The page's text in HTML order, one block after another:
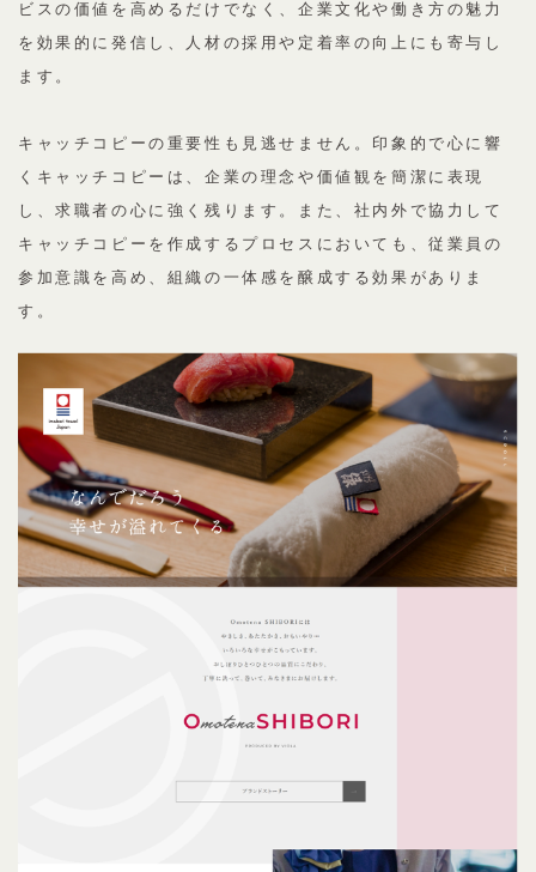
ビスの価値を高めるだけでなく、企業文化や働き方の魅力
を効果的に発信し、人材の採用や定着率の向上にも寄与し
ます。
キャッチコピーの重要性も見逃せません。印象的で心に響
くキャッチコピーは、企業の理念や価値観を簡潔に表現
し、求職者の心に強く残ります。また、社内外で協力して
キャッチコピーを作成するプロセスにおいても、従業員の
参加意識を高め、組織の一体感を醸成する効果がありま
す。